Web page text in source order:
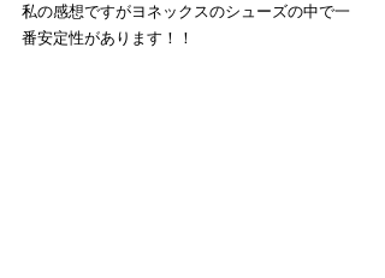
私の感想ですがヨネックスのシューズの中で一
番安定性があります！！